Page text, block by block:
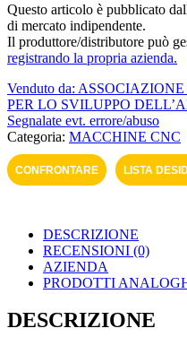
Questo articolo è pubblicato
di mercato indipendente.
Il produttore/distributore può
registrando la propria azienda.
Venduto da:
PER LO SVILUPPO
Segnalate evt. errore/abuso
Categoria: MACCHINE CNC
CONFRONTARE LISTA
DESCRIZIONE
RECENSIONI (0)
AZIENDA
PRODOTTI
DESCRIZIONE